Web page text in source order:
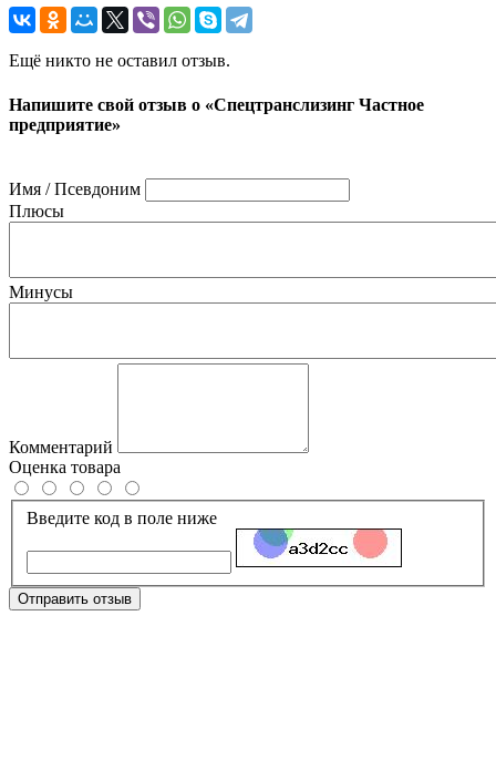
Ещё никто не оставил отзыв.
Напишите свой отзыв о «Спецтранслизинг Частное
предприятие»
Имя / Псевдоним
Плюсы
Минусы
Комментарий
Оценка товара
Введите код в поле ниже
Отправить отзыв